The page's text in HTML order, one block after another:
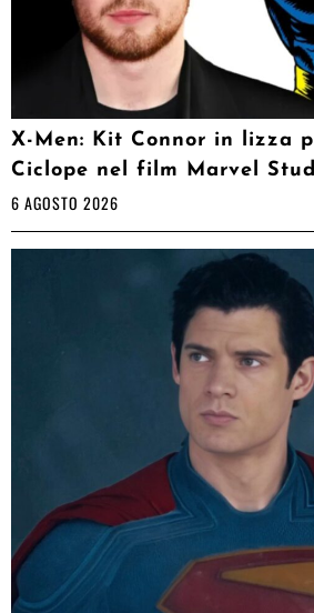
X-Men: Kit Connor in lizza
Ciclope nel film Marvel
6 AGOSTO 2026